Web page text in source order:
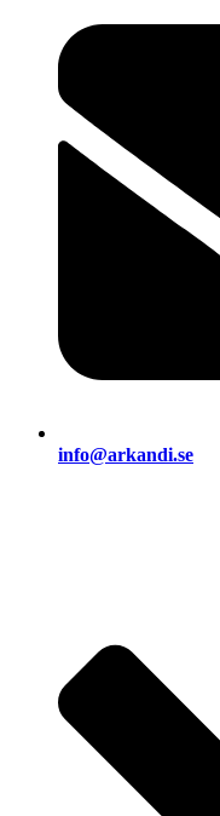
info@arkandi.se